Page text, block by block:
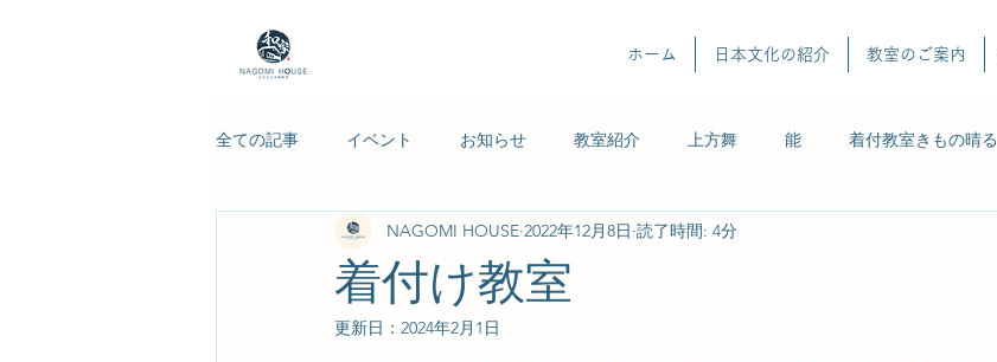
ホーム 日本文化の紹介 教室のご案内
全ての記事 イベント お知らせ 教室紹介 上方舞 能 着付教室きもの晴る
☆日本文化の紹介
着付け教室
NAGOMI HOUSE 2022年12月8日 読了時間: 4分
更新日： 2024年2月1日